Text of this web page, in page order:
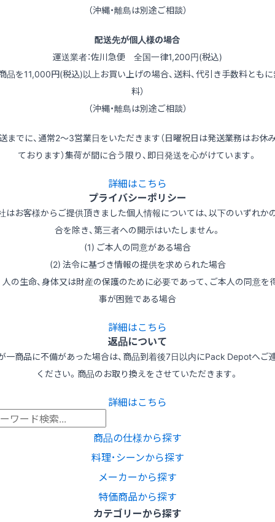
（沖縄・離島は別途ご相談）
配送先が個人様の場合
運送業者：佐川急便 全国一律1,200円(税込)
品を11,000円(税込)以上お買い上げの場合、送料、代引き手数料とも
料）
（沖縄・離島は別途ご相談）
までに、通常2～3営業日をいただきます（日曜祝日は発送業務はお休
ております）集荷が間に合う限り、即日発送を心がけています。
詳細はこちら
プライバシーポリシー
はお客様からご提供頂きました個人情報については、以下のいずれか
合を除き、第三者への開示はいたしません。
(1) ご本人の同意がある場合
(2) 法令に基づき情報の提供を求められた場合
の生命、身体又は財産の保護のために必要であって、ご本人の同意を
事が困難である場合
詳細はこちら
返品について
一商品に不備があった場合は、商品到着後7日以内にPack Depotへご
ください。商品のお取り換えをさせていただきます。
詳細はこちら
商品の仕様から探す
料理･シーンから探す
メーカーから探す
特価商品から探す
カテゴリーから探す